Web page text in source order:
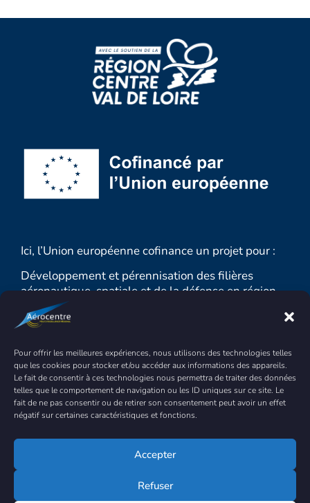
Pour offrir les meilleures expériences, nous utilisons des technologies telles
que les cookies pour stocker et/ou accéder aux informations des appareils.
Le fait de consentir à ces technologies nous permettra de traiter des données
telles que le comportement de navigation ou les ID uniques sur ce site. Le
fait de ne pas consentir ou de retirer son consentement peut avoir un effet
négatif sur certaines caractéristiques et fonctions.
Accepter
Refuser
Ici, l’Union européenne cofinance un projet pour :
Développement et pérennisation des filières
aéronautique, spatiale et de la défense en région
Centre-Val de Loire 2023-2025
MONTANT TOTAL : 1 549 944.58 € sur 3 ans
DONT FEDER : 410 580.32 €
Objectif : renforcer la croissance durable et la
compétitivité des PME et la création d’emplois
dans les PME, y compris par des investissements
Tous droits réservés © 2025